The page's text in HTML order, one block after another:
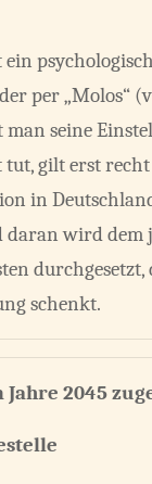
per „Molos“
seine
gilt erst
in
daran wird
schenkt.
Jahre 2045